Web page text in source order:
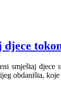
smještaj
obdaništa,